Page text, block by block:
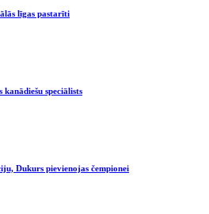
līgas pastarīti
speciālists
Dukurs pievienojas čempionei